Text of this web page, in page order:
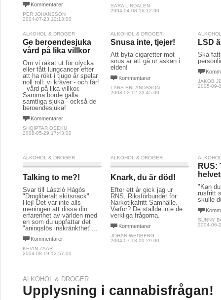
Kommentarer
PER JOHANSSON
2004-07-23 12:13:00
SARA LINDALEN
2004-04-08 16:12:00
ALKOHOL & DROGER
Ge beroendesjuka
vård på lika villkor
Om vi råkat ut för olycka
eller fått lungcancer efter
att ha rökt i tjugo år spelar
noll roll: vi kräver - och får!
- vård på lika villkor.
Samma borde gälla
samtliga sjuka - också de
beroendesjuka!
Kommentarer
SHQIPTAR OSEKU
2008-05-29 17:43:00
ALKOHOL & DROGER
Snusa inte, tjejer!
Att byta cigaretter mot
snus är att gå ur askan i
elden!
Kommentarer
LARS ERLANDSSON
2008-02-12 23:45:00
LSD
Ska
JAKOB
2005-09-
ALKOHOL & DROGER
Talking to me?!
Svar till László Hágós
"Drogliberalt skitsnack"
Hej! Det var inte alls
meningen att dissa din
erfarenhet av världen med
en som du uppfattar det
KEVIN ZAAR
2004-08-19 12:57:00
ALKOHOL & DROGER
Knark, du är död!
Efter ett år gick jag ur
RNS, Riksförbundet för
Narkotikafritt Samhälle.
Varför? De ställde inte de
verkliga frågorna.
Kommentarer
JOHAN WEDBERG
2004-07-18 00:29:00
RUS:
"Kan
rusfritt
skulle
SUNNY
2004-06-